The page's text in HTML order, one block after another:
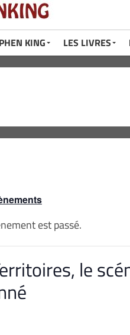
KING LES LIVRES
est passé.
le